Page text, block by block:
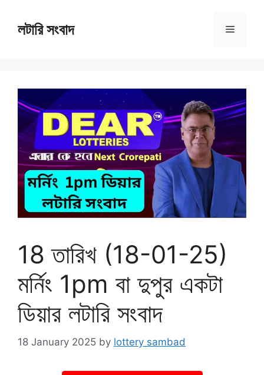
contentলটারি সংবাদ Menu
18 তারিখ (18-01-25)
মর্নিং 1pm বা দুপুর একটা
ডিয়ার লটারি সংবাদ
18 January 2025 by lottery sambad